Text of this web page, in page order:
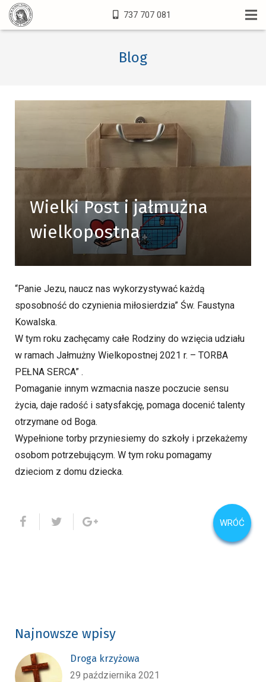
737 707 081
Blog
Wielki Post i jałmużna
wielkopostna
“Panie Jezu, naucz nas wykorzystywać każdą
sposobność do czynienia miłosierdzia” Św. Faustyna
Kowalska.
W tym roku zachęcamy całe Rodziny do wzięcia udziału
w ramach Jałmużny Wielkopostnej 2021 r. – TORBA
PEŁNA SERCA” .
Pomaganie innym wzmacnia nasze poczucie sensu
życia, daje radość i satysfakcję, pomaga docenić talenty
otrzymane od Boga.
Wypełnione torby przyniesiemy do szkoły i przekażemy
osobom potrzebującym. W tym roku pomagamy
dzieciom z domu dziecka.
WRÓĆ
Najnowsze wpisy
Droga krzyżowa
29 października 2021